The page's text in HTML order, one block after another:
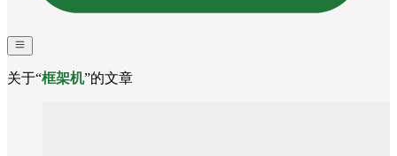
关于“框架机”的文章